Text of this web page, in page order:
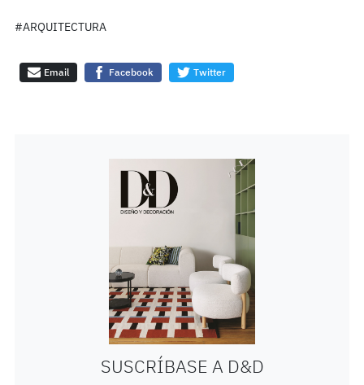
#ARQUITECTURA
Email Facebook Twitter
SUSCRÍBASE A D&D